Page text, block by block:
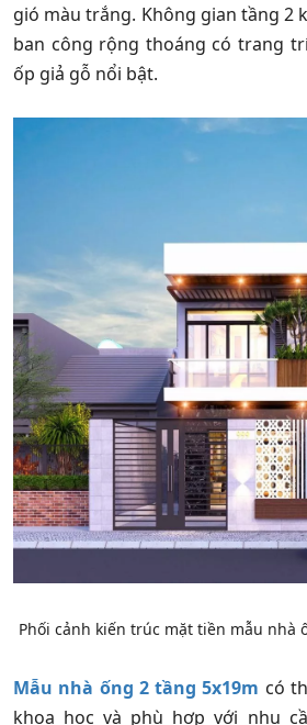
gió màu trắng. Không gian tầng 2
ban công rộng thoáng có trang
ốp giả gỗ nổi bật.
Phối cảnh kiến trúc mặt tiền mẫu nhà
Mẫu nhà ống 2 tầng 5x19m có
khoa học và phù hợp với nhu